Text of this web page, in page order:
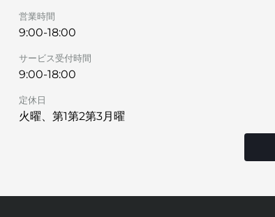
営業時間
9:00-18:00
サービス受付時間
9:00-18:00
定休日
火曜、第1第2第3月曜